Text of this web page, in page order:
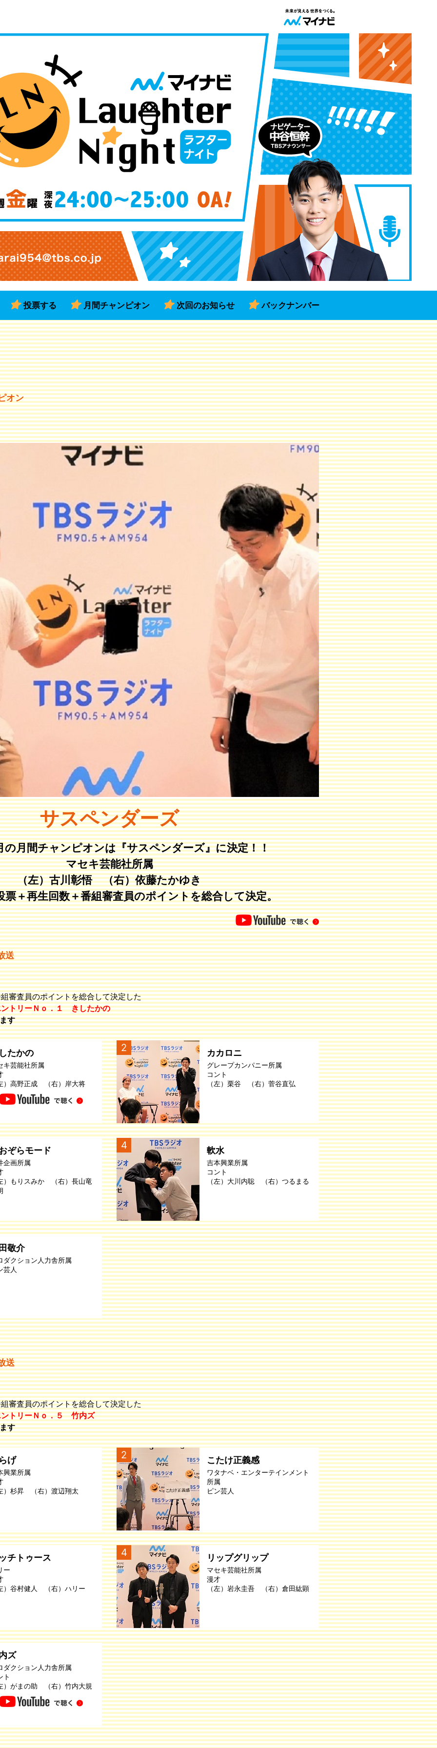
投票する 月間チャンピオン 次回のお知らせ バックナンバー
オン
サスペンダーズ
月間チャンピオンは『サスペンダーズ』に決定！！
マセキ芸能社所属
（左）古川彰悟 （右）依藤たかゆき
＋再生回数＋番組審査員のポイントを総合して決定。
送
審査員のポイントを総合して決定した
トリーＮｏ．１ きしたかの
す
たかの
キ芸能社所属
）高野正成 （右）岸大将
2 カカロニ
グレープカンパニー所属
コント
（左）栗谷 （右）菅谷直弘
ぞらモード
企画所属
）もりスみか （右）長山竜
4 軟水
吉本興業所属
コント
（左）大川内聡 （右）つるまる
敬介
ダクション人力舎所属
芸人
送
審査員のポイントを総合して決定した
トリーＮｏ．５ 竹内ズ
す
げ
興業所属
）杉昇 （右）渡辺翔太
2 こたけ正義感
ワタナベ・エンターテインメント
所属
ピン芸人
チトゥース
ー
）谷村健人 （右）ハリー
4 リップグリップ
マセキ芸能社所属
漫才
（左）岩永圭吾 （右）倉田紘顕
ズ
ダクション人力舎所属
ト
）がまの助 （右）竹内大規